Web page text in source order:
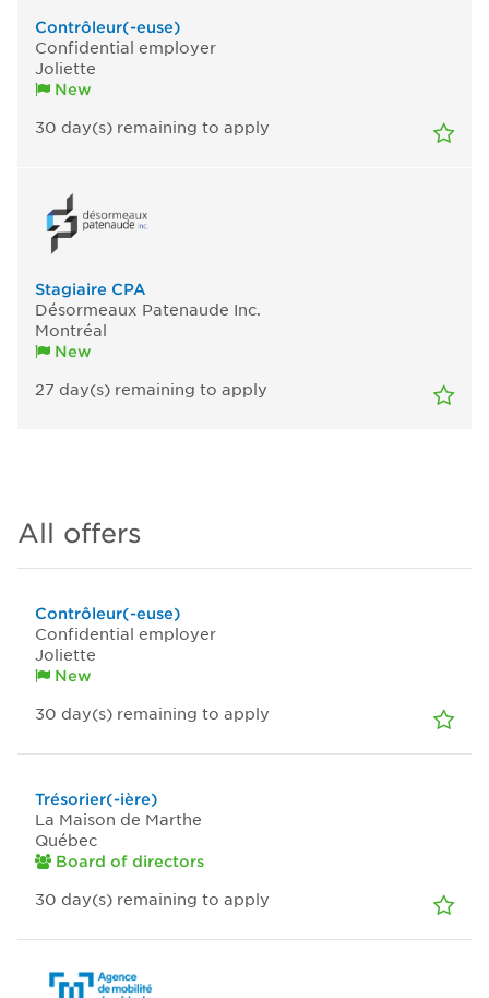
Contrôleur(-euse)
Confidential employer
Joliette
New
30 day(s) remaining to apply
Stagiaire CPA
Désormeaux Patenaude Inc.
Montréal
New
27 day(s) remaining to apply
All offers
Contrôleur(-euse)
Confidential employer
Joliette
New
30 day(s) remaining to apply
Trésorier(-ière)
La Maison de Marthe
Québec
Board of directors
30 day(s) remaining to apply